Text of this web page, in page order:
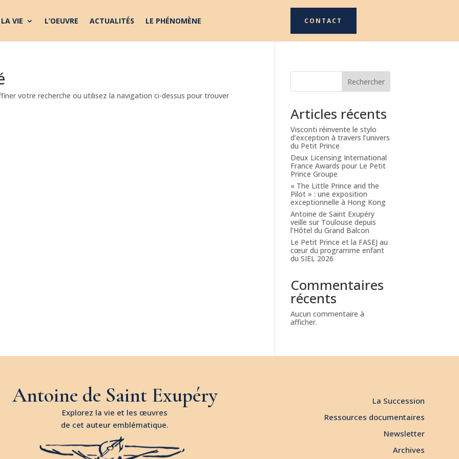
LA VIE L’OEUVRE ACTUALITÉS LE PHÉNOMÈNE CONTACT
votre recherche ou utilisez la navigation ci-dessus pour trouver
Rechercher
Articles récents
Visconti réinvente le stylo
d’exception à travers l’univers
du Petit Prince
Deux Licensing International
France Awards pour Le Petit
Prince Groupe
« The Little Prince and the
Pilot » : une exposition
exceptionnelle à Hong Kong
Antoine de Saint Exupéry
veille sur Toulouse depuis
l’Hôtel du Grand Balcon
Le Petit Prince et la FASEJ au
cœur du programme enfant
du SIEL 2026
Commentaires
récents
Aucun commentaire à
afficher.
Antoine de Saint Exupéry
Explorez la vie et les œuvres
de cet auteur emblématique.
La Succession
Ressources documentaires
Newsletter
Archives